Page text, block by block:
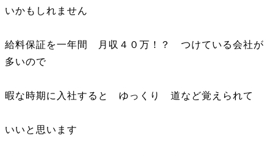
いかもしれません
給料保証を一年間 月収４０万！？ つけている会社が
多いので
暇な時期に入社すると ゆっくり 道など覚えられて
いいと思います